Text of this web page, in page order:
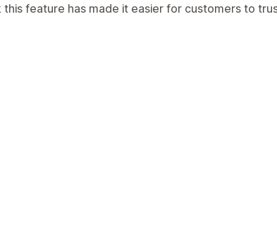
this feature has made it easier for customers to